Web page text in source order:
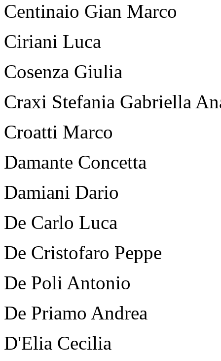
Centinaio Gian Marco
Ciriani Luca
Cosenza Giulia
Craxi Stefania Gabriella
Croatti Marco
Damante Concetta
Damiani Dario
De Carlo Luca
De Cristofaro Peppe
De Poli Antonio
De Priamo Andrea
D'Elia Cecilia